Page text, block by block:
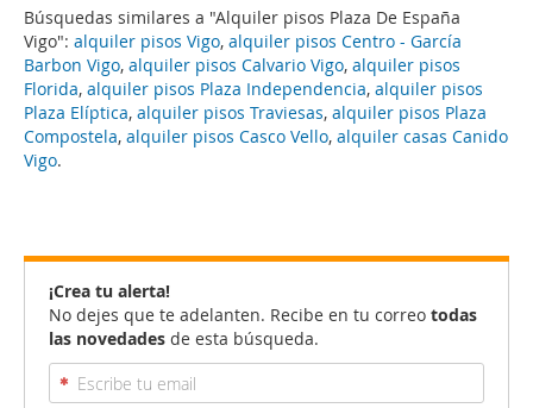
Búsquedas similares a "Alquiler pisos Plaza De España
Vigo": alquiler pisos Vigo, alquiler pisos Centro - García
Barbon Vigo, alquiler pisos Calvario Vigo, alquiler pisos
Florida, alquiler pisos Plaza Independencia, alquiler pisos
Plaza Elíptica, alquiler pisos Traviesas, alquiler pisos Plaza
Compostela, alquiler pisos Casco Vello, alquiler casas Canido
Vigo.
¡Crea tu alerta!
No dejes que te adelanten. Recibe en tu correo todas
las novedades de esta búsqueda.